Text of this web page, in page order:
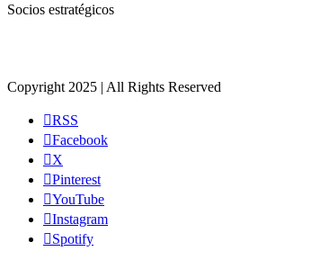
Socios estratégicos
Copyright 2025 | All Rights Reserved
RSS
Facebook
X
Pinterest
YouTube
Instagram
Spotify